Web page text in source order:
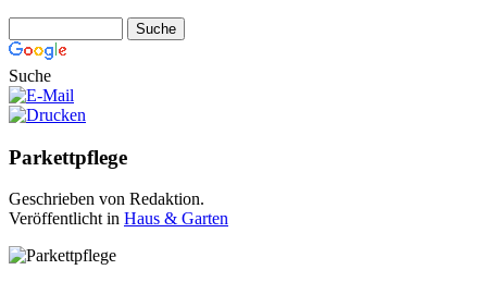
Suche
Parkettpflege
Geschrieben von Redaktion.
Veröffentlicht in Haus & Garten